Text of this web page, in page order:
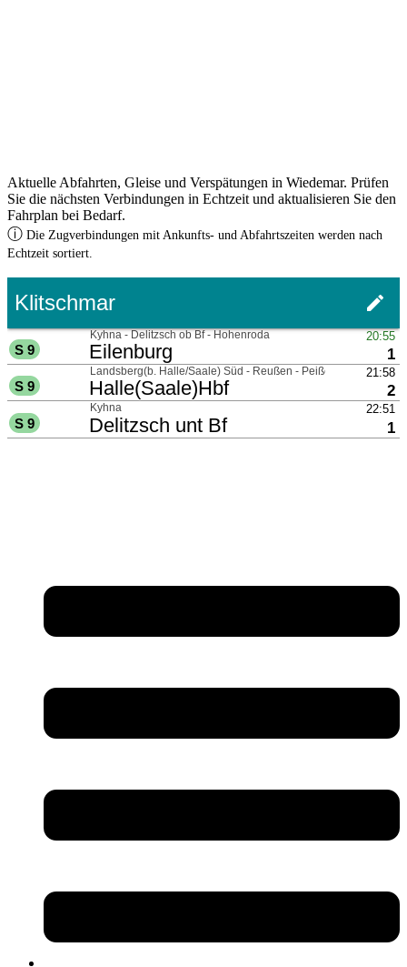
Aktuelle Abfahrten, Gleise und Verspätungen in Wiedemar. Prüfen
Sie die nächsten Verbindungen in Echtzeit und aktualisieren Sie den
Fahrplan bei Bedarf.
ⓘ Die Zugverbindungen mit Ankunfts- und Abfahrtszeiten werden nach
Echtzeit sortiert.